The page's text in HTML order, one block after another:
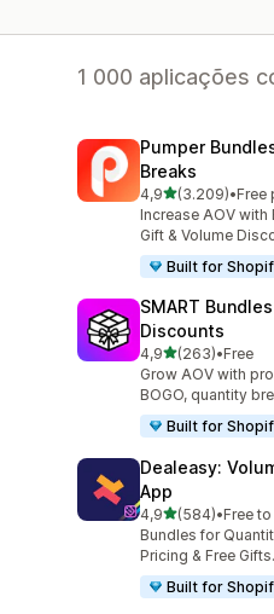
1 000 aplicações
Pumper
Breaks
4,9de 5 estrelas
(3.209)
3209 total de•Free
Increase AOV with
Gift & Volume
Built for
SMART
Discounts
4,9de 5 estrelas
(263)
263 total de•Free
Grow AOV with
BOGO, quantity
Built for
Dealeasy:
App
4,9de 5 estrelas
(584)
584 total de
•Free
Bundles for
Pricing & Free Gifts.
Built for